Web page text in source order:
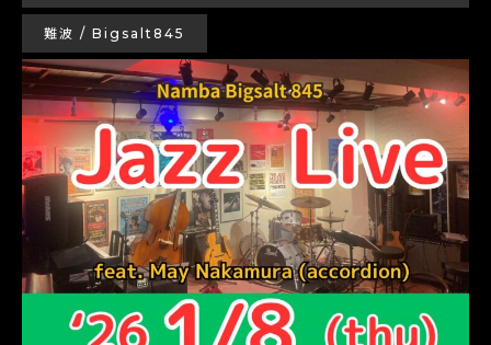
難波 / Bigsalt845